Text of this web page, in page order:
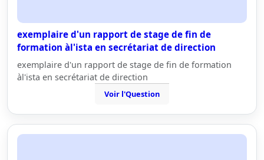
exemplaire d'un rapport de stage de fin de
formation àl'ista en secrétariat de direction
exemplaire d'un rapport de stage de fin de formation
àl'ista en secrétariat de direction
Voir l'Question